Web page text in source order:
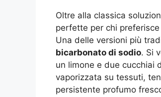
Oltre alla classica
perfette per chi
Una delle versioni più
bicarbonato di sodio. Si
un limone e due cucchiai
vaporizzata su tessuti,
persistente profumo